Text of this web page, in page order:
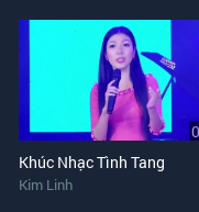
Khúc Nhạc Tình Tang
Kim Linh